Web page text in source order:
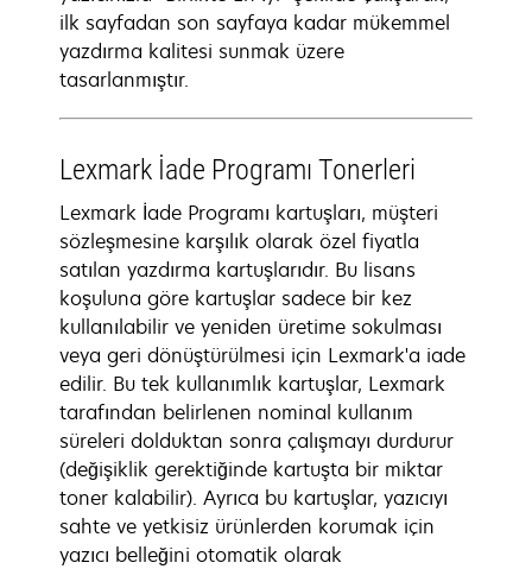
ilk sayfadan son sayfaya kadar mükemmel
yazdırma kalitesi sunmak üzere
tasarlanmıştır.
Lexmark İade Programı Tonerleri
Lexmark İade Programı kartuşları, müşteri
sözleşmesine karşılık olarak özel fiyatla
satılan yazdırma kartuşlarıdır. Bu lisans
koşuluna göre kartuşlar sadece bir kez
kullanılabilir ve yeniden üretime sokulması
veya geri dönüştürülmesi için Lexmark'a iade
edilir. Bu tek kullanımlık kartuşlar, Lexmark
tarafından belirlenen nominal kullanım
süreleri dolduktan sonra çalışmayı durdurur
(değişiklik gerektiğinde kartuşta bir miktar
toner kalabilir). Ayrıca bu kartuşlar, yazıcıyı
sahte ve yetkisiz ürünlerden korumak için
yazıcı belleğini otomatik olarak